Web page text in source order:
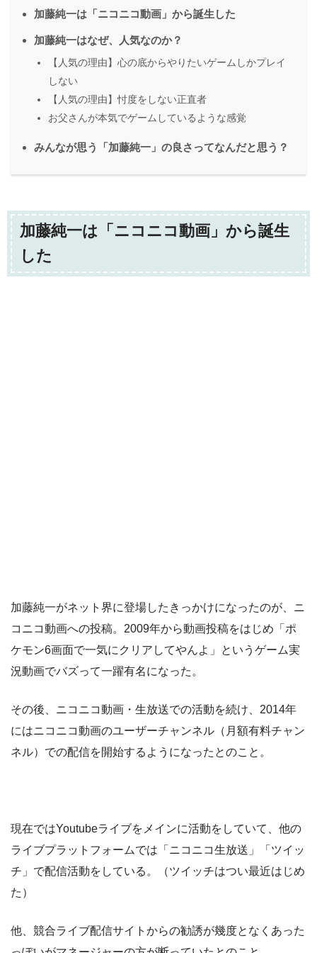
加藤純一は「ニコニコ動画」から誕生した
加藤純一はなぜ、人気なのか？
【人気の理由】心の底からやりたいゲームしかプレイ
しない
【人気の理由】忖度をしない正直者
お父さんが本気でゲームしているような感覚
みんなが思う「加藤純一」の良さってなんだと思う？
加藤純一は「ニコニコ動画」から誕生
した
加藤純一がネット界に登場したきっかけになったのが、ニ
コニコ動画への投稿。2009年から動画投稿をはじめ「ポ
ケモン6画面で一気にクリアしてやんよ」というゲーム実
況動画でバズって一躍有名になった。
その後、ニコニコ動画・生放送での活動を続け、2014年
にはニコニコ動画のユーザーチャンネル（月額有料チャン
ネル）での配信を開始するようになったとのこと。
現在ではYoutubeライブをメインに活動をしていて、他の
ライブプラットフォームでは「ニコニコ生放送」「ツイッ
チ」で配信活動をしている。（ツイッチはつい最近はじめ
た）
他、競合ライブ配信サイトからの勧誘が幾度となくあった